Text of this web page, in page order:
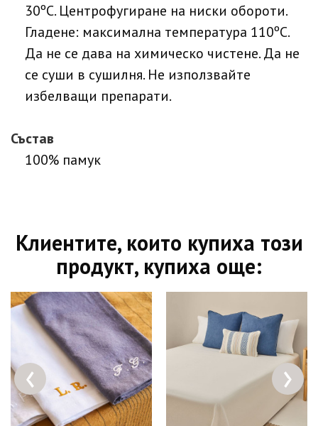
30ºC. Центрофугиране на ниски обороти.
Гладене: максимална температура 110ºC.
Да не се дава на химическо чистене. Да не
се суши в сушилня. Не използвайте
избелващи препарати.
Състав
100% памук
Клиентите, които купиха този
продукт, купиха още:
‹ ›